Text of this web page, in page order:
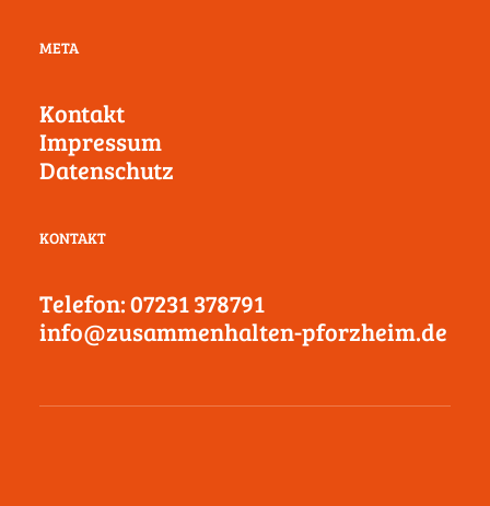
META
Kontakt
Impressum
Datenschutz
KONTAKT
Telefon: 07231 378791
info@zusammenhalten-pforzheim.de